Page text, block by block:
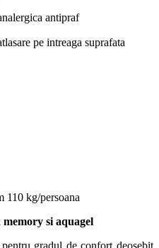
antipraf
pe intreaga suprafata
110 kg/persoana
memory si aquagel
gradul de confort deosebit